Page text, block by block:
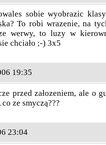
sobie wyobrazic
To robi wrazenie, na
werwy, to luzy w
chciało ;-) 3x5
19:35
przed załozeniem, ale o
ze smyczą???
23:04